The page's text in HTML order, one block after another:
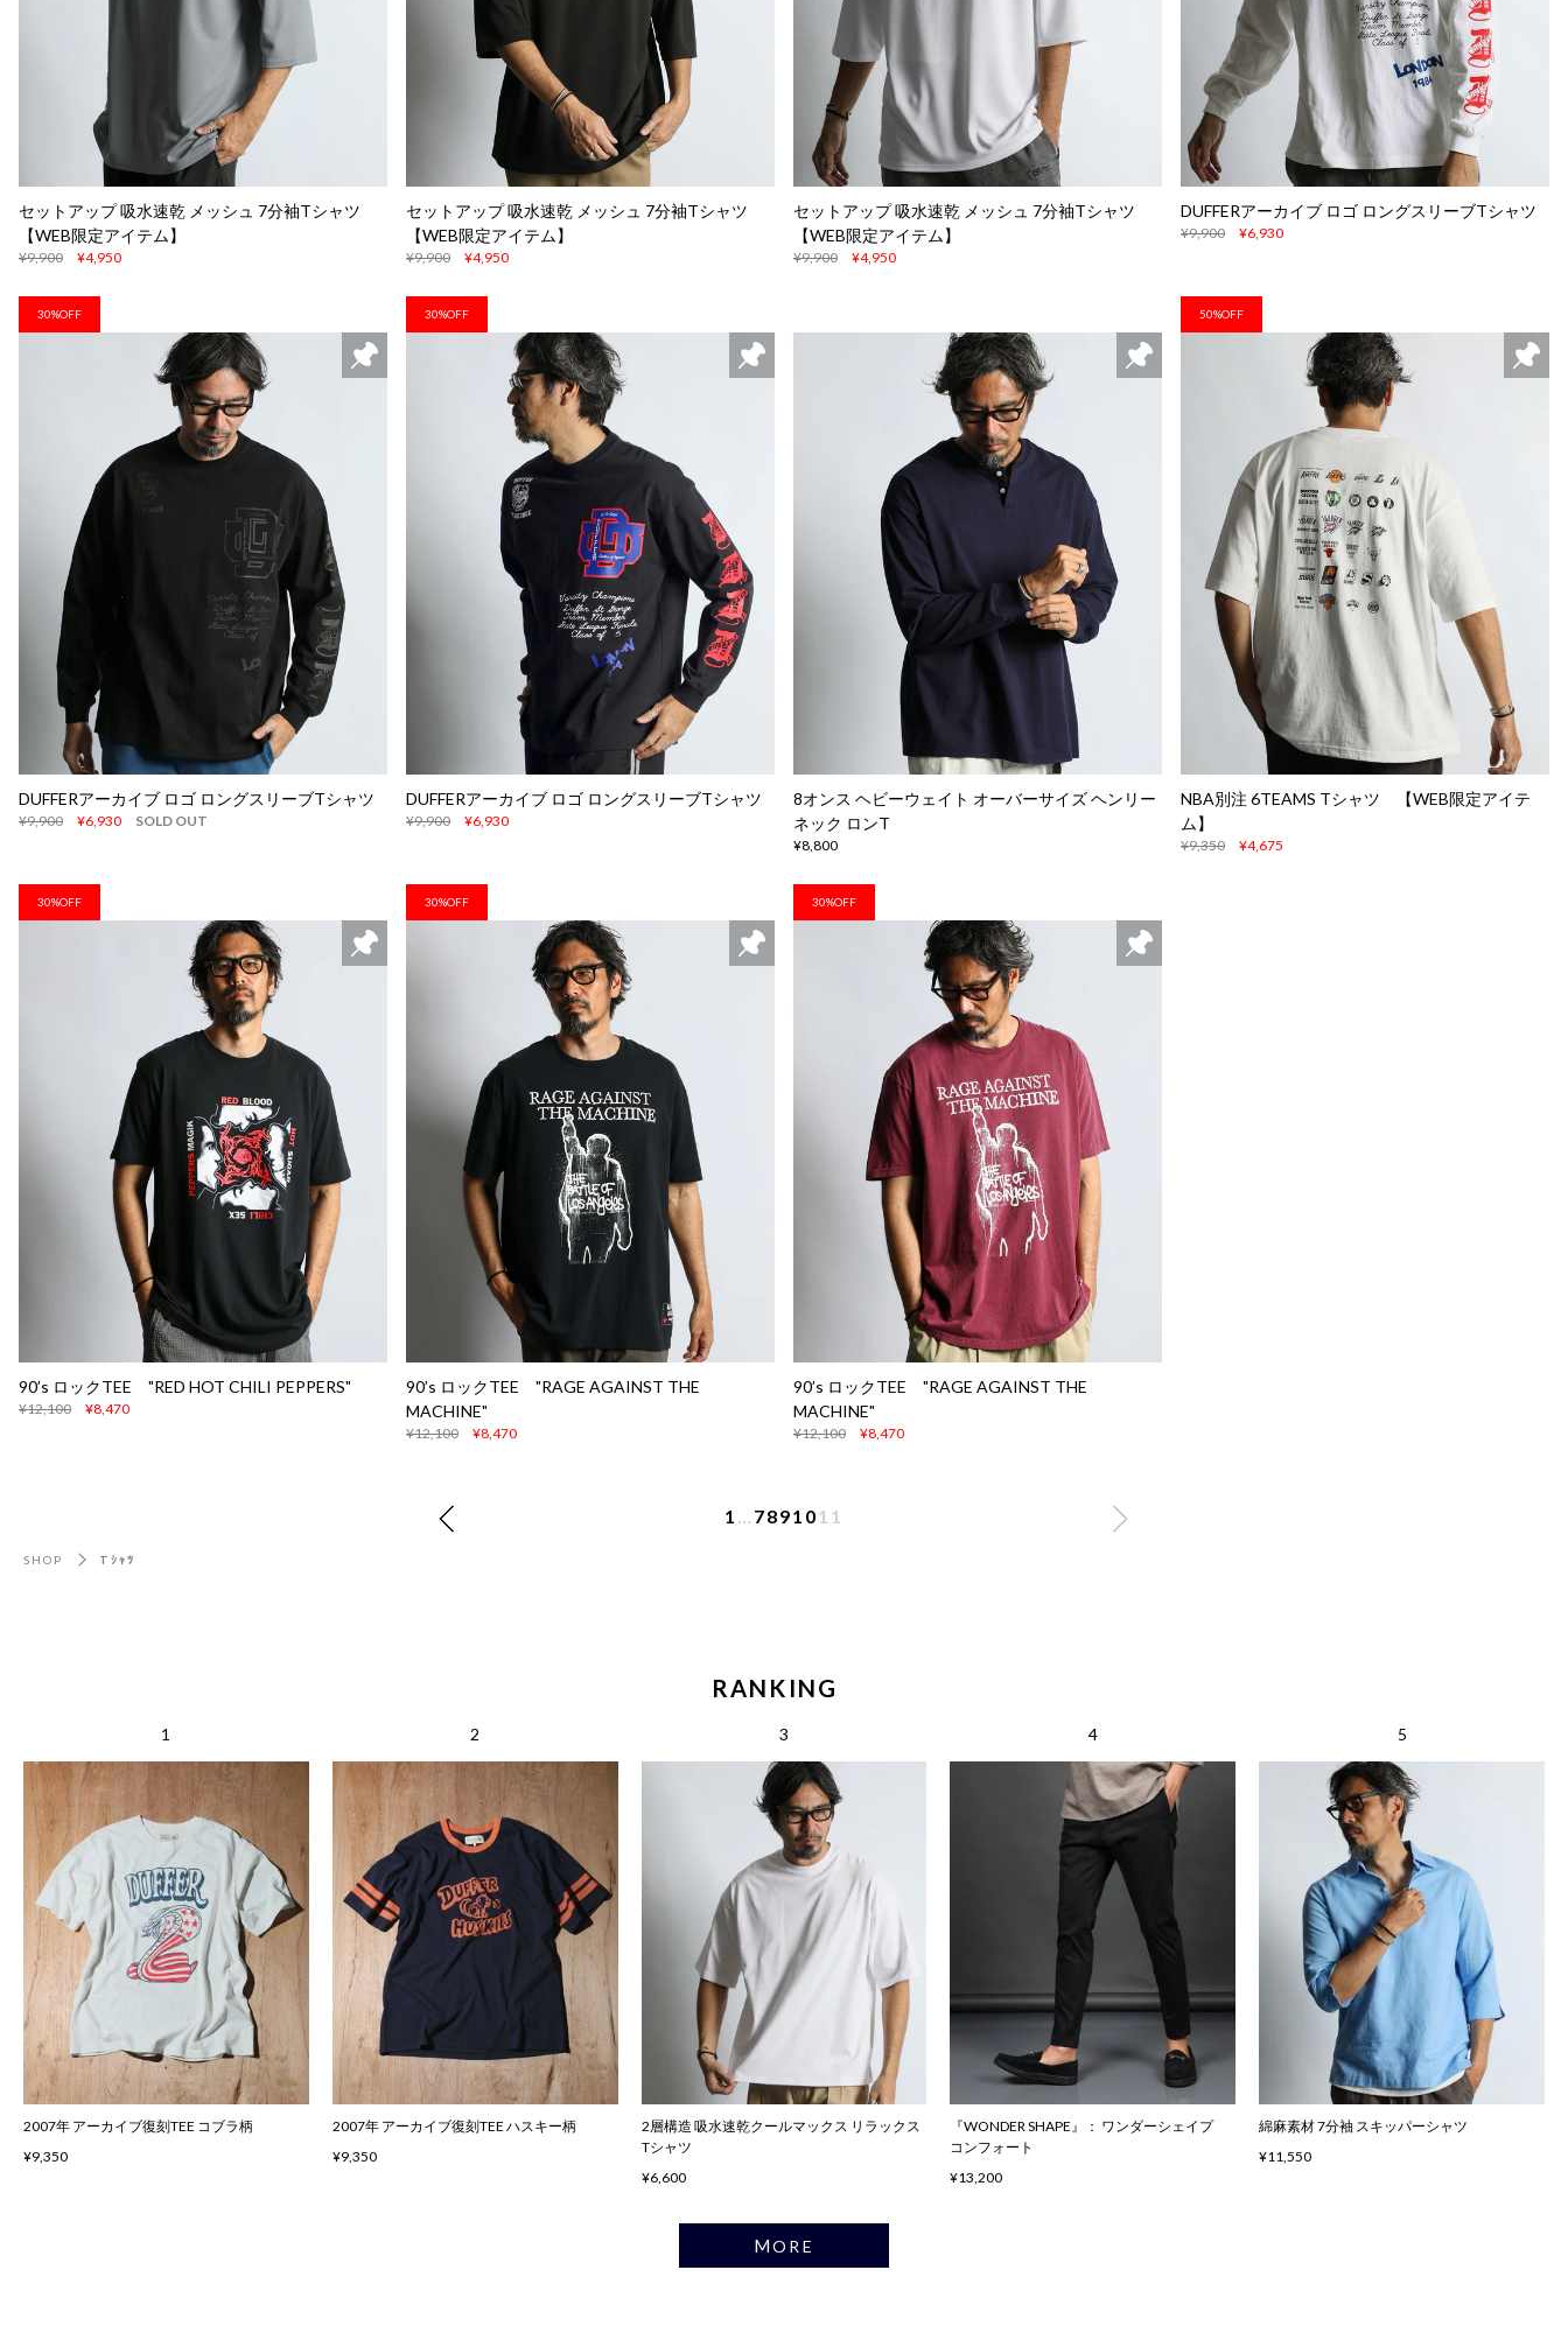
セットアップ 吸水速乾 メッシュ 7分袖Tシャツ
【WEB限定アイテム】
¥9,900 ¥4,950
セットアップ 吸水速乾 メッシュ 7分袖Tシャツ
【WEB限定アイテム】
¥9,900 ¥4,950
セットアップ 吸水速乾 メッシュ 7分袖Tシャツ
【WEB限定アイテム】
¥9,900 ¥4,950
DUFFERアーカイブ ロゴ ロングスリーブTシャツ
¥9,900 ¥6,930
30%OFF
DUFFERアーカイブ ロゴ ロングスリーブTシャツ
¥9,900 ¥6,930 SOLD OUT
30%OFF
DUFFERアーカイブ ロゴ ロングスリーブTシャツ
¥9,900 ¥6,930
8オンス ヘビーウェイト オーバーサイズ ヘンリー
ネック ロンT
¥8,800
50%OFF
NBA別注 6TEAMS Tシャツ 【WEB限定アイテ
ム】
¥9,350 ¥4,675
30%OFF
90’s ロックTEE "RED HOT CHILI PEPPERS"
¥12,100 ¥8,470
30%OFF
90’s ロックTEE "RAGE AGAINST THE
MACHINE"
¥12,100 ¥8,470
30%OFF
90’s ロックTEE "RAGE AGAINST THE
MACHINE"
¥12,100 ¥8,470
1 … 78910 11
SHOP Tｼｬﾂ
RANKING
2007年 アーカイブ復刻TEE コブラ柄
¥9,350
2007年 アーカイブ復刻TEE ハスキー柄
¥9,350
2層構造 吸水速乾クールマックス リラックス
Tシャツ
¥6,600
『WONDER SHAPE』： ワンダーシェイプ
コンフォート
¥13,200
綿麻素材 7分袖 スキッパーシャツ
¥11,550
MORE